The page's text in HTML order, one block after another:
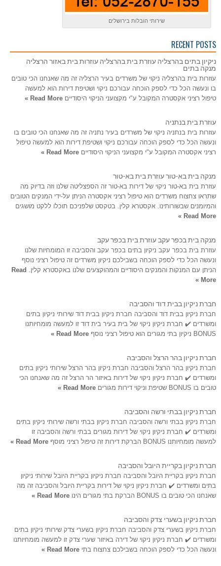
שירותי הובלות בירושלים
RECENT POSTS
ניקיון בתים בהרצליה עוזרת בית בהרצליה עוזרות בית באזור הרצליה
מנקה בתים
עוזרות בית בהרצליה ניקוי של משרדים בעיר הרצליה זה מה שאנחנו הכי טובים
בו ונעשה הכל כדי לספק הוכחה עבורכם ניקוי ושטיפת דירות הוא למעשה
טיפול רציני אקסטרה המקובל ע"י מקצועני הניקוי היסודיים Read More »
עוזרת בית בנתניה
עוזרות בית בנתניה ניקוי של משרדים בעיר נתניה זה מה שאנחנו הכי טובים בו
ונעשה הכל כדי לספק הוכחה עבורכם ניקוי ושטיפת דירות הוא למעשה טיפול
רציני אקסטרה המקובל ע"י מקצועני הניקוי היסודיים Read More »
מנקה בית בא-טור עוזרת בית בא-טור
עוזרת בית בא-טור ניקוי של דירות בא-טור זה הספצליטה שלנו וזה בדיוק מה
שתראו צחצוח משרדים הוא טיפול רציני אקסטרה הניתן על-ידי המנקים הטובים
והמיומנים שבשורותינו. אקסטרא קלין. בטקסט שלפניכם תוכלו ללקט מושגים
Read More »
מנקה בית בכפר עקב עוזרת בית בכפר עקב
עוזרת בית בכפר עקב ניקיון בתים בכפר עקב והסביבה זו המומחיות שלנו
ונעשה הכל כדי לספק הוכחה בשבילכם ניקיון משרדים זה טיפול רציני נוסף
הניתן עם המנקות והמנקים היסודיים והמהוקצעים שלנו באקסטרא קלין. Read
More »
חברת ניקיון בבית דוד והסביבה
חברת ניקיון בבית דוד והסביבה חברת ניקיון בבית דוד שירותי ניקיון בתים
ומשרדים ✔️ חברת ניקיון ניקוי של בית בעיר בית דוד זו למעשה מומחיותנו
BONUS ניקיון בתי מגורים הוא טיפול רציני נוסף
Read More »
חברת ניקיון בהר הרצל והסביבה
חברת ניקיון בהר הרצל והסביבה חברת ניקיון בהר הרצל שירותי ניקיון בתים
ומשרדים ✔️ חברת ניקיון ניקוי של דירות באיזור הר הרצל זה מה שאנחנו הכי
טובים בו BONUS שטיפת וניקוי דירות מגורים
Read More »
חברת ניקיון בבתי ורשה והסביבה
חברת ניקיון בבתי ורשה והסביבה חברת ניקיון בבתי ורשה שירותי ניקיון בתים
ומשרדים ✔️ חברת ניקיון ניקוי של דירות מגורים בבתי ורשה והסביבה זו
למעשה מומחיותנו BONUS הברקת דירות זה טיפול רציני מוסף
Read More »
חברת ניקיון בקריית היובל והסביבה
חברת ניקיון בקריית היובל והסביבה חברת ניקיון בקריית היובל שירותי ניקיון
בתים ומשרדים ✔️ חברת ניקיון ניקוי של דירות בקריית היובל והסביבה זה מה
שאנחנו הכי טובים בו BONUS הברקת בתי מגורים הינו
Read More »
חברת ניקיון בשערי צדק והסביבה
חברת ניקיון בשערי צדק והסביבה חברת ניקיון בשערי צדק שירותי ניקיון בתים
ומשרדים ✔️ חברת ניקיון ניקוי של דירה באיזור שערי צדק זו למעשה מומחיותנו
ונעשה הכל כדי לספק הוכחה בשבילכם צחצוח בתי Read More »